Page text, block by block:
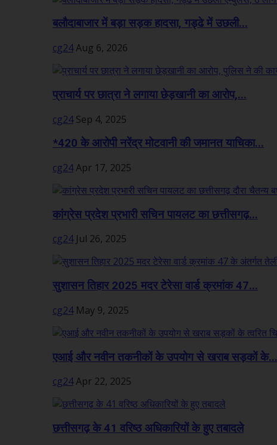
बलौदाबाजार में बड़ा सड़क हादसा, गड्ढे में उछली...
cg24Aug 6, 2026
प्राचार्य पर छात्रा ने लगाया छेड़खानी का आरोप,...
cg24 Sep 4, 2025
*420 के आरोपी नरेंद्र मोटवानी की जमानत याचिका...
cg24Apr 17, 2025
कांग्रेस प्रदेश प्रभारी सचिन पायलट का छत्तीसगढ़...
cg24 Jul 26, 2025
सुशासन तिहार 2025 मदर टेरेसा वार्ड क्रमांक 47...
cg24 May 9, 2025
एआई और नवीन तकनीकों के उपयोग से खराब सड़कों के...
cg24Apr 22, 2025
छत्तीसगढ़ के 41 वरिष्ठ अधिकारियों के हुए तबादले